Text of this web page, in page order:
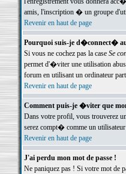
amis, l'inscription � un groupe
Revenir en haut de page
Pourquoi suis-je d�connect�
Si vous ne cochez pas la case Se
permet d'�viter une utilisation
forum en utilisant un ordinateur
Revenir en haut de page
Comment puis-je �viter que
Dans votre profil, vous trouverez
serez compt� comme un
Revenir en haut de page
J'ai perdu mon mot de passe !
Ne paniquez pas ! Si votre mot